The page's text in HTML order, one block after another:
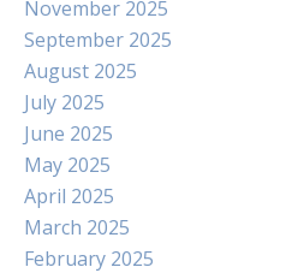
November 2025
September 2025
August 2025
July 2025
June 2025
May 2025
April 2025
March 2025
February 2025